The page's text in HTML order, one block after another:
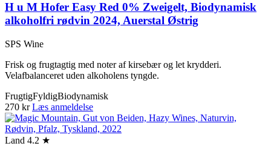
H u M Hofer Easy Red 0% Zweigelt, Biodynamisk
alkoholfri rødvin 2024, Auerstal Østrig
SPS Wine
Frisk og frugtagtig med noter af kirsebær og let krydderi.
Velafbalanceret uden alkoholens tyngde.
FrugtigFyldigBiodynamisk
270 kr Læs anmeldelse
Land 4.2 ★